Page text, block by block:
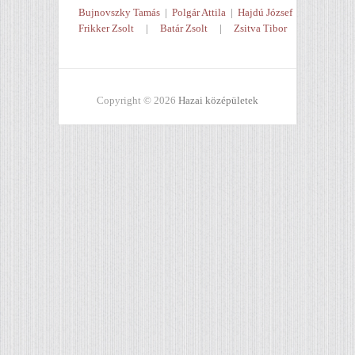
Bujnovszky Tamás | Polgár Attila | Hajdú József
Frikker Zsolt | Batár Zsolt | Zsitva Tibor
Copyright © 2026 Hazai középületek